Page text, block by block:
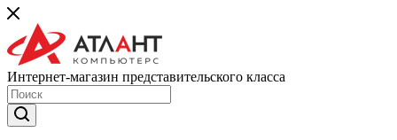
Интернет-магазин представительского класса